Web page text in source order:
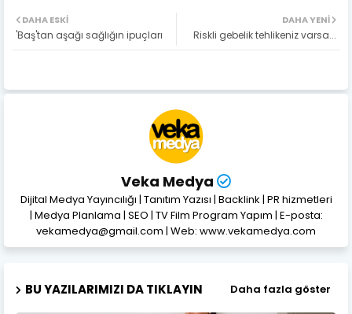
DAHA YENI
Riskli gebelik tehlikeniz varsa...
DAHA ESKI
'Baş'tan aşağı sağlığın ipuçları
Veka Medya
Dijital Medya Yayıncılığı | Tanıtım Yazısı | Backlink | PR hizmetleri
| Medya Planlama | SEO | TV Film Program Yapım | E-posta:
vekamedya@gmail.com | Web: www.vekamedya.com
BU YAZILARIMIZI DA TIKLAYIN Daha fazla göster